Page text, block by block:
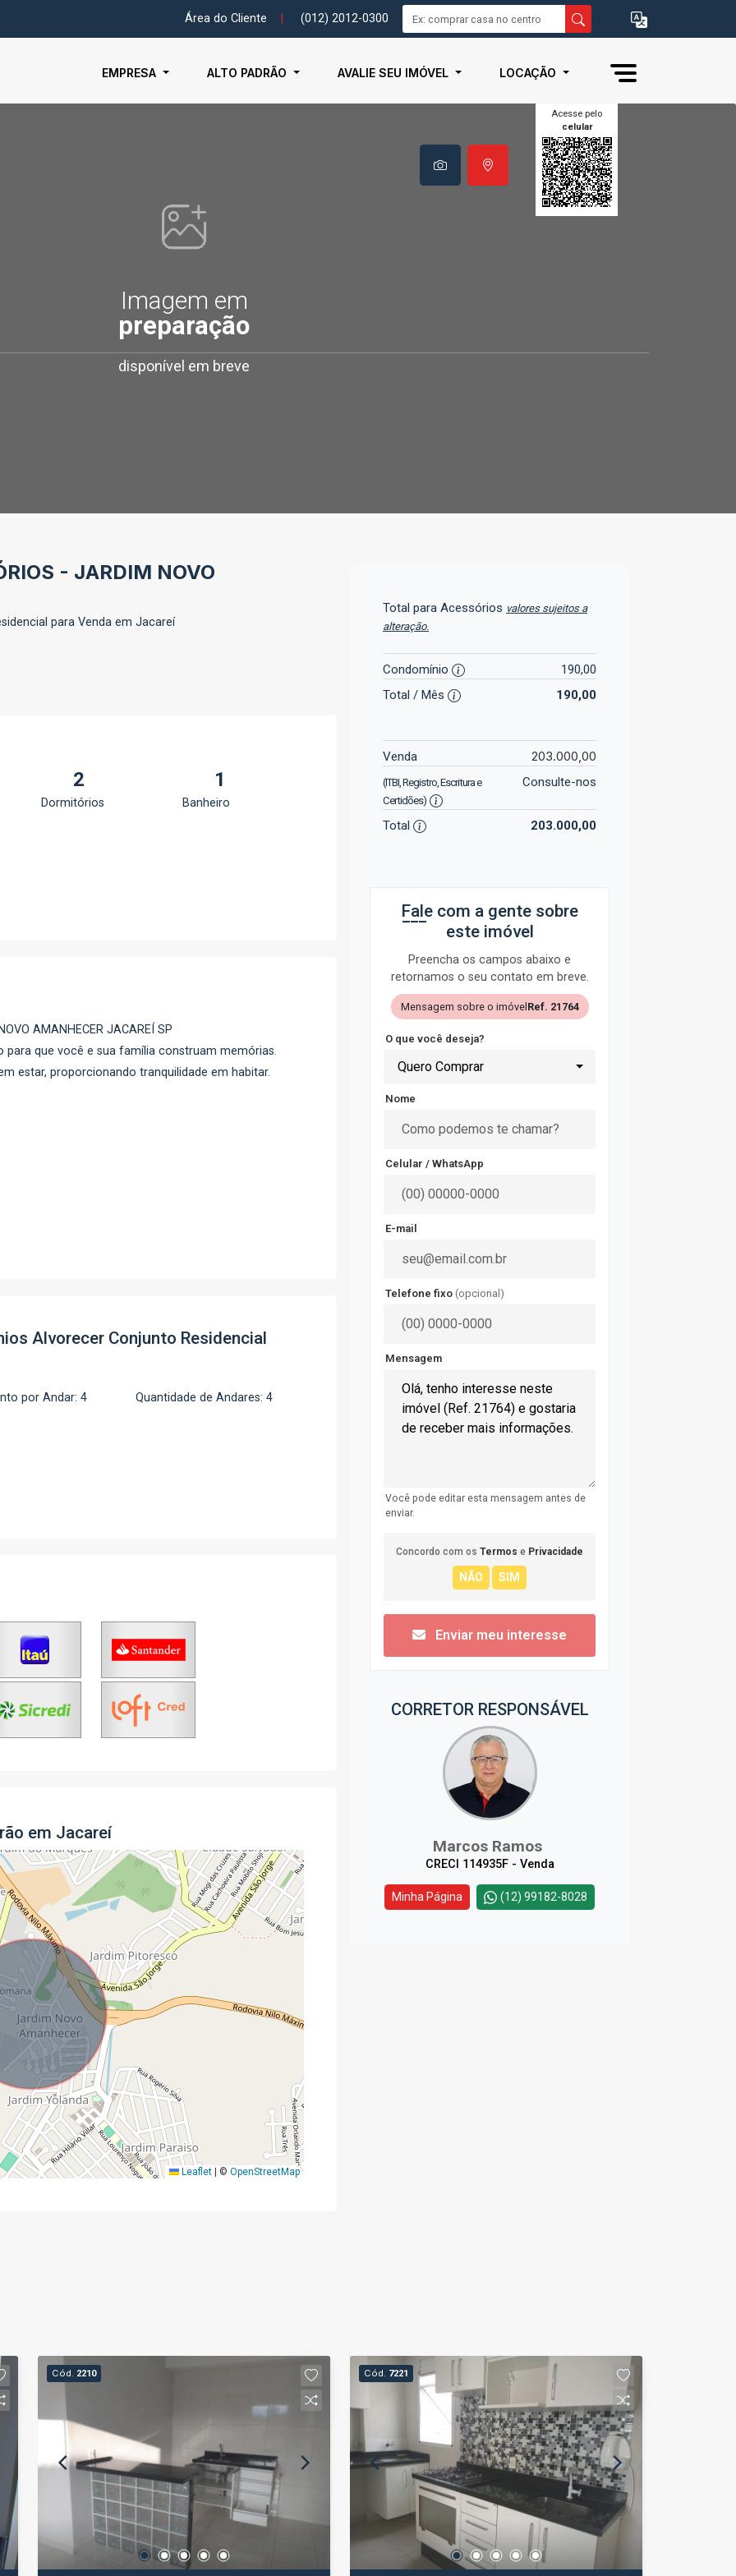
Área do Cliente (012) 2012-0300
EMPRESA ALTO PADRÃO AVALIE SEU IMÓVEL LOCAÇÃO
Imagem em
preparação
disponível em breve
Acesse pelo
celular
- JARDIM NOVO
para Venda em Jacareí
2
Dormitórios
1
Banheiro
AMANHECER JACAREÍ SP
para que você e sua família construam memórias.
estar, proporcionando tranquilidade em habitar.
Alvorecer Conjunto Residencial
por Andar: 4 Quantidade de Andares: 4
em Jacareí
Leaflet © OpenStreetMap
Total para Acessórios valores sujeitos a
alteração.
Condomínio
190,00
Total / Mês
190,00
Venda 203.000,00
(ITBI, Registro, Escritura e
Certidões)
Consulte-nos
Total 203.000,00
Fale com a gente sobre
este imóvel
Preencha os campos abaixo e
retornamos o seu contato em breve.
Mensagem sobre o imóvel Ref. 21764
O que você deseja?
Quero Comprar
Nome
Celular / WhatsApp
E-mail
Telefone fixo (opcional)
Mensagem
Você pode editar esta mensagem antes de
enviar.
Concordo com os Termos e Privacidade
Enviar meu interesse
CORRETOR RESPONSÁVEL
Marcos Ramos
CRECI 114935F - Venda
Minha Página (12) 99182-8028
Cód. 2210 Cód. 7221